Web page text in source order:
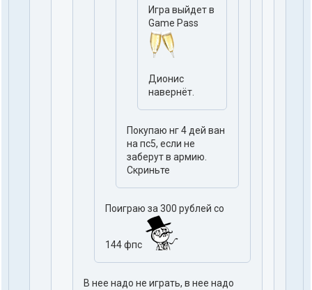
Игра выйдет в
Game Pass
Дионис
навернёт.
Покупаю нг 4 дей ван
на пс5, если не
заберут в армию.
Скриньте
Поиграю за 300 рублей со
144 фпс
В нее надо не играть, в нее надо